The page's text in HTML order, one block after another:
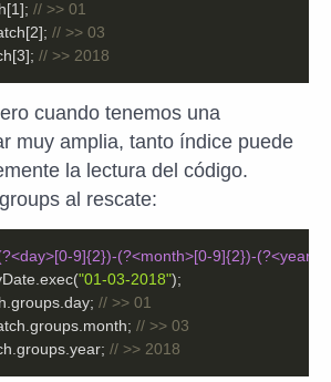
1]; // >> 01
2]; // >> 03
3]; // >> 2018
cuando tenemos una
muy amplia, tanto índice puede
la lectura del código.
al rescate:
9]{2})-(?<month>[0-9]{2})-
"01-03-2018"
// >> 01
// >> 03
// >> 2018